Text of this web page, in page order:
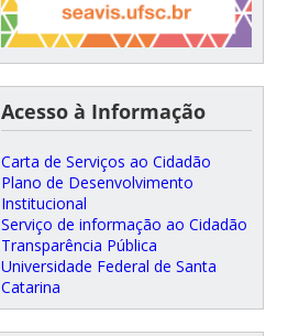
Acesso à Informação
Carta de Serviços ao Cidadão
Plano de Desenvolvimento
Institucional
Serviço de informação ao Cidadão
Transparência Pública
Universidade Federal de Santa
Catarina